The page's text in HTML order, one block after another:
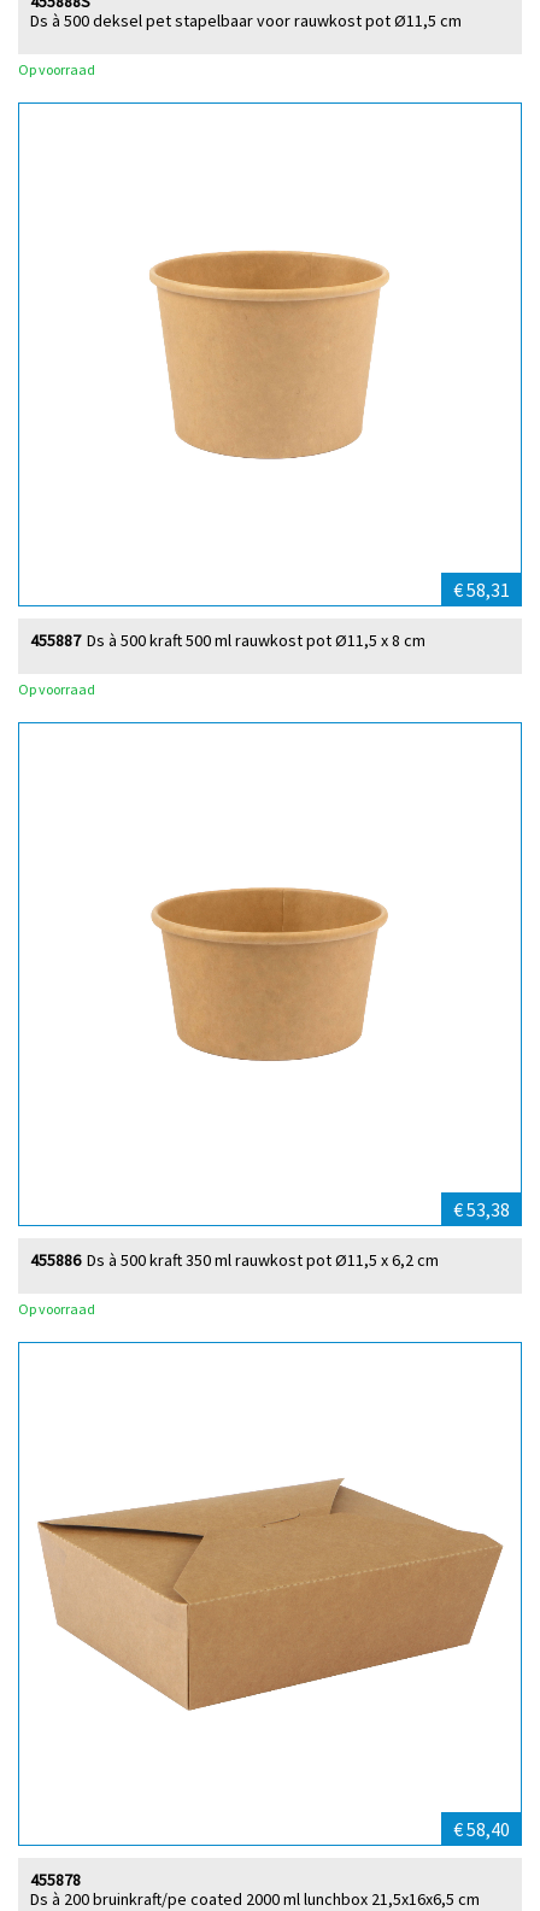
Ds à 500 deksel pet stapelbaar voor rauwkost pot Ø11,5 cm
Op voorraad
€ 58,31
Ds à 500 kraft 500 ml rauwkost pot Ø11,5 x 8 cm
455887
Op voorraad
€ 53,38
Ds à 500 kraft 350 ml rauwkost pot Ø11,5 x 6,2 cm
455886
Op voorraad
€ 58,40
Ds à 200 bruinkraft/pe coated 2000 ml lunchbox 21,5x16x6,5 cm
455878